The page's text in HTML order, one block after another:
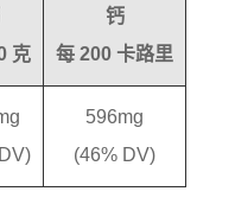
克
钙
每 200 卡路里
596mg
(46% DV)